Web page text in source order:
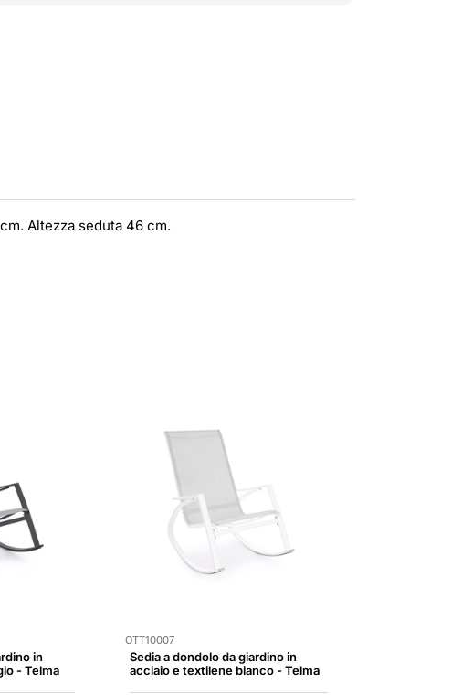
Altezza seduta 46 cm.
in
- Telma
OTT10007
Sedia a dondolo da giardino in
acciaio e textilene bianco - Telma